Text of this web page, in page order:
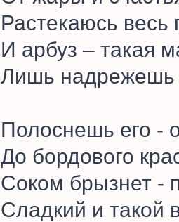
Растекаюсь весь
И арбуз – такая
Лишь надрежешь
Полоснешь его -
До бордового
Соком брызнет -
Сладкий и такой